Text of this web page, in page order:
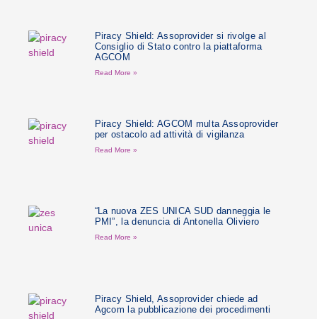
Piracy Shield: Assoprovider si rivolge al
Consiglio di Stato contro la piattaforma
AGCOM
Read More »
Piracy Shield: AGCOM multa Assoprovider
per ostacolo ad attività di vigilanza
Read More »
“La nuova ZES UNICA SUD danneggia le
PMI”, la denuncia di Antonella Oliviero
Read More »
Piracy Shield, Assoprovider chiede ad
Agcom la pubblicazione dei procedimenti